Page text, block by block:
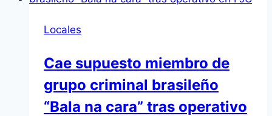
Locales
Cae supuesto miembro de
grupo criminal brasileño
“Bala na cara” tras operativo